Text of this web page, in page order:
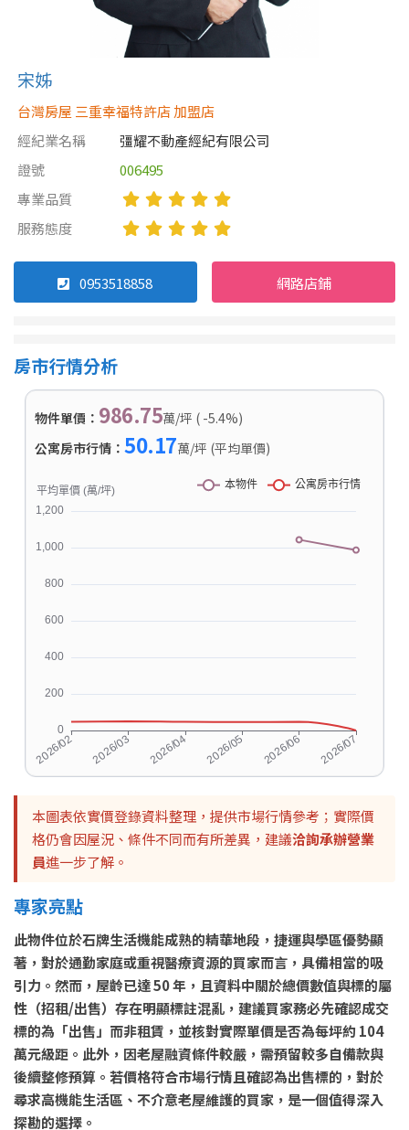
宋姊
台灣房屋 三重幸福特許店 加盟店
經紀業名稱
彊耀不動產經紀有限公司
證號
006495
專業品質
服務態度
0953518858 網路店鋪
房市行情分析
物件單價： 986.75萬/坪 ( -5.4%)
公寓房市行情： 50.17萬/坪 (平均單價)
本圖表依實價登錄資料整理，提供市場行情參考；實際價
格仍會因屋況、條件不同而有所差異，建議洽詢承辦營業
員進一步了解。
專家亮點
此物件位於石牌生活機能成熟的精華地段，捷運與學區優勢顯
著，對於通勤家庭或重視醫療資源的買家而言，具備相當的吸
引力。然而，屋齡已達 50 年，且資料中關於總價數值與標的屬
性（招租/出售）存在明顯標註混亂，建議買家務必先確認成交
標的為「出售」而非租賃，並核對實際單價是否為每坪約 104
萬元級距。此外，因老屋融資條件較嚴，需預留較多自備款與
後續整修預算。若價格符合市場行情且確認為出售標的，對於
尋求高機能生活區、不介意老屋維護的買家，是一個值得深入
探勘的選擇。